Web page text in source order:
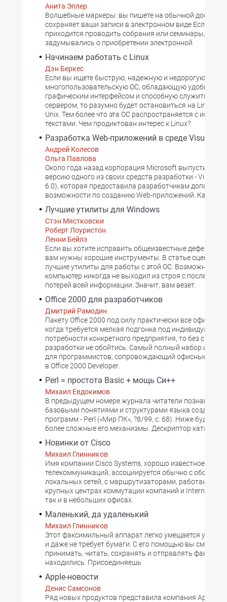
Анита Эплер
Волшебные маркеры: вы пишете на обычной доске, а
сохраняет ваши записи в электронном виде Если вам
приходится проводить собрания или семинары, то
задумывались о приобретении электронной
Начинаем работать с Linux
Дэн Беркес
Если вы ищете быструю, надежную и недорогую
многопользовательскую ОС, обладающую удобным
графическим интерфейсом и способную служить
сервером, то разумно будет остановиться на Linux из
Unix. Тем более что эта ОС распространяется с
текстами. Чем продиктован интерес к Linux?
Разработка Web-приложений в среде Visual
Андрей Колесов
Ольга Павлова
Около года назад корпорация Microsoft выпустила
версию одного из своих средств разработки - Visual
6.0), которая предоставила разработчикам
возможности по созданию Web-приложений. Как и
Лучшие утилиты для Windows
Стэн Мястковски
Роберт Лоуристон
Ленни Бейлз
Если вы хотите исправить общеизвестные дефекты
вам нужны хорошие инструменты. В статье
лучшие утилиты для работы с этой ОС. Возможно, ваш
компьютер никогда не выходил из строя с
потерей всей информации. Значит, вам везет.
Office 2000 для разработчиков
Дмитрий Рамодин
Пакету Office 2000 под силу практически все офисные
когда требуется мелкая подгонка под
потребности конкретного предприятия, то без средств
разработки не обойтись. Самый полный набор
для программистов, сопровождающий офисные
в Office 2000 Developer.
Perl = простота Basic + мощь Cи++
Михаил Евдокимов
В предыдущем номере журнала читатели
базовыми понятиями и структурами языка создания
программ - Perl («Мир ПК», ?8/99, с. 68). Ниже будут
более сложные его механизмы. Дескриптор каталога
Новинки от Cisco
Михаил Глинников
Имя компании Cisco Systems, хорошо известное у нас
телекоммуникаций, ассоциируется обычно c
локальных сетей, с маршрутизаторами, работающими
крупных центрах коммутации компаний и Internet-
так и в небольших офисах.
Маленький, да удаленький
Михаил Глинников
Этот факсимильный аппарат легко умещается у меня
и даже не требует бумаги. С его помощью вы сможете
принимать, читать, сохранять и отправлять факсы,
находились. Присоединяешь
Apple-новости
Денис Самсонов
Ряд новых продуктов представила компания Apple на